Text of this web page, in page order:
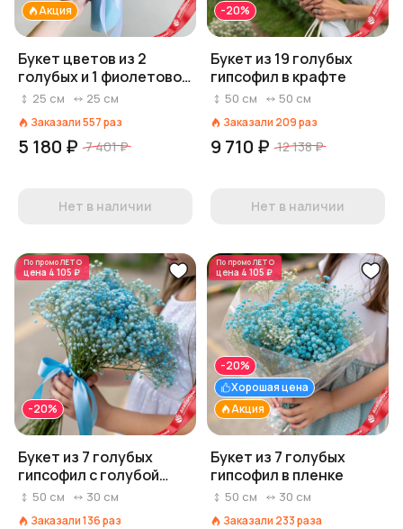
Акция
Букет цветов из 2
голубых и 1 фиолетовой
гипсофилы в голубой
25 см 25 см
Заказали557раз
5 180 ₽ 7 401 ₽
Нет в наличии
-20%
Букет из 19 голубых
гипсофил в крафте
50 см 50 см
Заказали 209раз
9 710 ₽ 12 138 ₽
Нет в наличии
По промоЛЕТО
цена 4 105 ₽
-20%
Букет из 7 голубых
гипсофил с голубой
лентой
50 см 30 см
Заказали136раз
По промоЛЕТО
цена4 105 ₽
Акция
Хорошая цена
-20%
Букет из 7 голубых
гипсофил в пленке
50 см 30 см
Заказали 233раза